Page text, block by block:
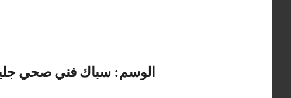
الوسم: سباك فني صحي